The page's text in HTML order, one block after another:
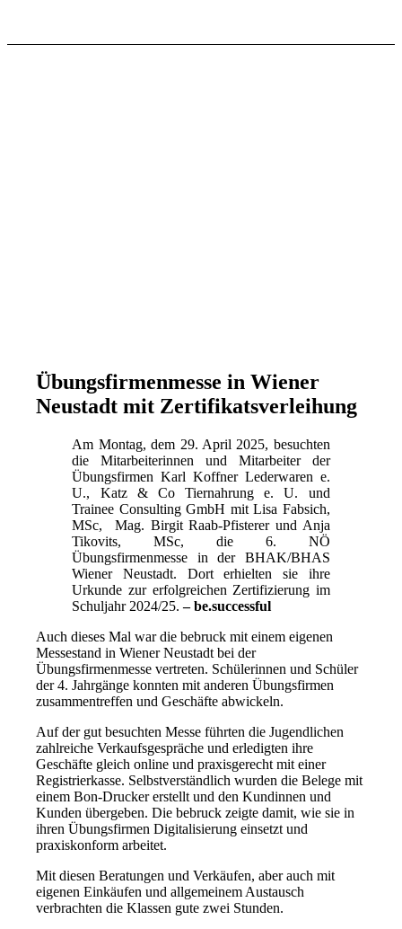
Übungsfirmenmesse in Wiener
Neustadt mit Zertifikatsverleihung
Am Montag, dem 29. April 2025, besuchten
die Mitarbeiterinnen und Mitarbeiter der
Übungsfirmen Karl Koffner Lederwaren e.
U., Katz & Co Tiernahrung e. U. und
Trainee Consulting GmbH mit Lisa Fabsich,
MSc, Mag. Birgit Raab-Pfisterer und Anja
Tikovits, MSc, die 6. NÖ
Übungsfirmenmesse in der BHAK/BHAS
Wiener Neustadt. Dort erhielten sie ihre
Urkunde zur erfolgreichen Zertifizierung im
Schuljahr 2024/25.– be.successful
Auch dieses Mal war die bebruck mit einem eigenen
Messestand in Wiener Neustadt bei der
Übungsfirmenmesse vertreten. Schülerinnen und Schüler
der 4. Jahrgänge konnten mit anderen Übungsfirmen
zusammentreffen und Geschäfte abwickeln.
Auf der gut besuchten Messe führten die Jugendlichen
zahlreiche Verkaufsgespräche und erledigten ihre
Geschäfte gleich online und praxisgerecht mit einer
Registrierkasse. Selbstverständlich wurden die Belege mit
einem Bon-Drucker erstellt und den Kundinnen und
Kunden übergeben. Die bebruck zeigte damit, wie sie in
ihren Übungsfirmen Digitalisierung einsetzt und
praxiskonform arbeitet.
Mit diesen Beratungen und Verkäufen, aber auch mit
eigenen Einkäufen und allgemeinem Austausch
verbrachten die Klassen gute zwei Stunden.